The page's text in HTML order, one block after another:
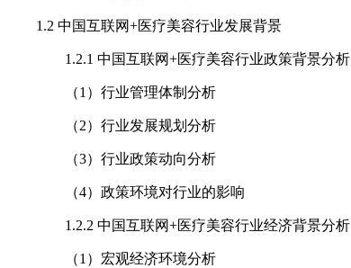
1.2 中国互联网+医疗美容行业发展背景
1.2.1 中国互联网+医疗美容行业政策背景分析
（1）行业管理体制分析
（2）行业发展规划分析
（3）行业政策动向分析
（4）政策环境对行业的影响
1.2.2 中国互联网+医疗美容行业经济背景分析
（1）宏观经济环境分析